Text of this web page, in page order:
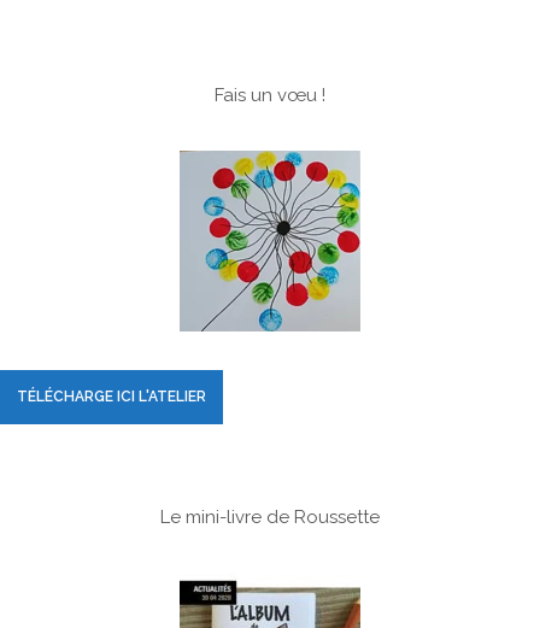
Fais un vœu !
TÉLÉCHARGE ICI L'ATELIER
Le mini-livre de Roussette